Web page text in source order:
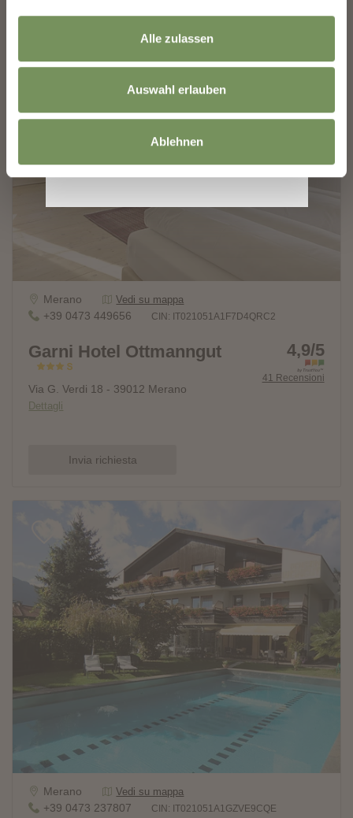
Alle zulassen
Auswahl erlauben
Ablehnen